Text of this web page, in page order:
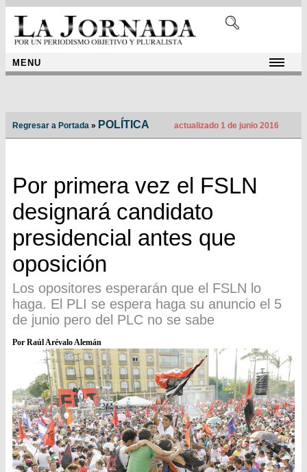
MENU
Regresar a Portada » POLÍTICA actualizado 1 de junio 2016
Por primera vez el FSLN
designará candidato
presidencial antes que
oposición
Los opositores esperarán que el FSLN lo
haga. El PLI se espera haga su anuncio el 5
de junio pero del PLC no se sabe
Por Raúl Arévalo Alemán